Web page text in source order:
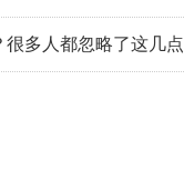
多人都忽略了这几点